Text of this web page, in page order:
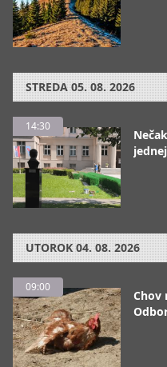
STREDA 05. 08. 2026
14:30
UTOROK 04. 08. 2026
09:00
Chov